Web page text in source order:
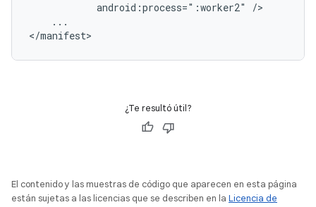
android:process=":worker2"
...
</manifest>
¿Te resultó útil?
El contenido y las muestras de código que aparecen en esta página
están sujetas a las licencias que se describen en la Licencia de